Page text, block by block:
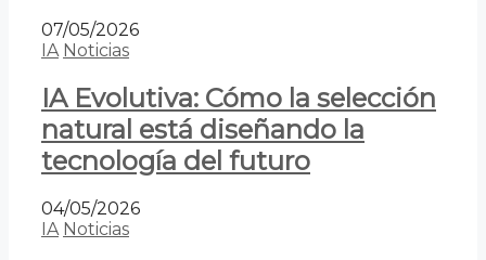
07/05/2026
IA Noticias
IA Evolutiva: Cómo la selección
natural está diseñando la
tecnología del futuro
04/05/2026
IA Noticias